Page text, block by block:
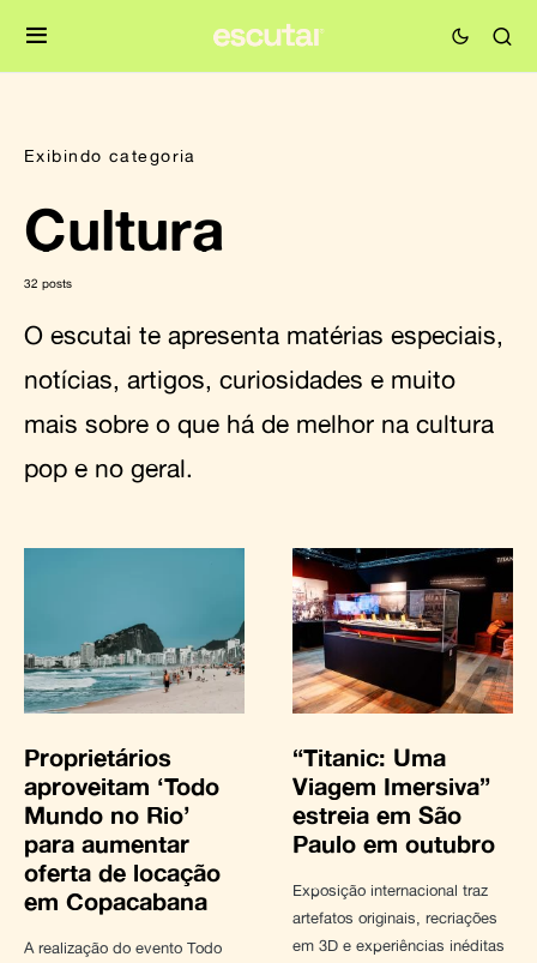
Exibindo categoria
Cultura
32 posts
O escutai te apresenta matérias especiais,
notícias, artigos, curiosidades e muito
mais sobre o que há de melhor na cultura
pop e no geral.
Proprietários
aproveitam ‘Todo
Mundo no Rio’
para aumentar
oferta de locação
em Copacabana
A realização do evento Todo
“Titanic: Uma
Viagem Imersiva”
estreia em São
Paulo em outubro
Exposição internacional traz
artefatos originais, recriações
em 3D e experiências inéditas